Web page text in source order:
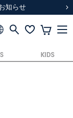
知らせ
知らせ
KIDS